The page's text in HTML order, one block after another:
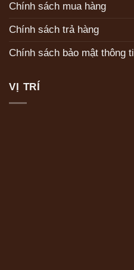
Chính sách mua hàng
Chính sách trả hàng
Chính sách bảo mật thông
VỊ TRÍ